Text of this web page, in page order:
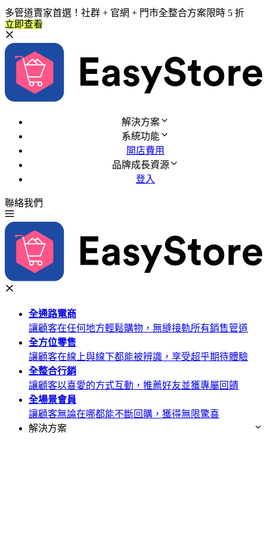
多管道賣家首選！社群 + 官網 + 門市全整合方案限時 5 折
立即查看
解決方案
系統功能
開店費用
品牌成長資源
登入
聯絡我們
全通路電商
讓顧客在任何地方輕鬆購物，無縫接軌所有銷售管道
全方位零售
讓顧客在線上與線下都能被辨識，享受超乎期待體驗
全整合行銷
讓顧客以喜愛的方式互動，推薦好友並獲專屬回饋
全場景會員
讓顧客無論在哪都能不斷回購，獲得無限驚喜
解決方案